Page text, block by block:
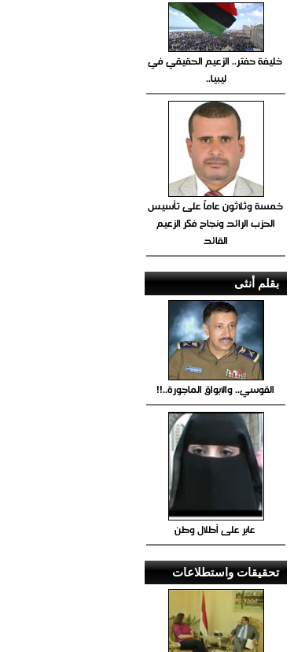
خليفة حفتر.. الزعيم الحقيقي في
ليبيا..
خمسة وثلاثون عاماً على تأسيس
الحزب الرائد ونجاح فكر الزعيم
القائد
بقلم أنثى
القوسي.. والابواق الماجورة..!!
عابر على أطلال وطن
تحقيقات واستطلاعات